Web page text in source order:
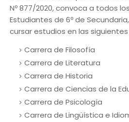
Nº 877/2020, convoca a todos
Estudiantes de 6º de
cursar estudios en las
Carrera de Filosofía
Carrera de Literatura
Carrera de Historia
Carrera de Ciencias de la
Carrera de Psicología
Carrera de Lingüística e